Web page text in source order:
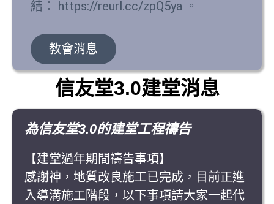
結： https://reurl.cc/zpQ5ya 。
教會消息
信友堂3.0建堂消息
為信友堂3.0的建堂工程禱告
【建堂過年期間禱告事項】
感謝神，地質改良施工已完成，目前正進
入導溝施工階段，以下事項請大家一起代